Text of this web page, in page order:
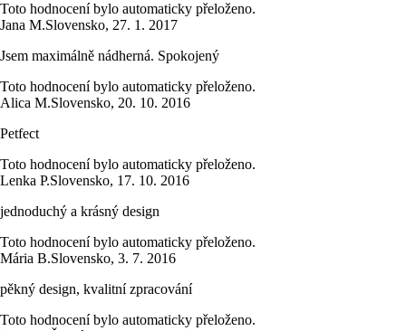
Toto hodnocení bylo automaticky přeloženo.
Jana M.Slovensko, 27. 1. 2017
Jsem maximálně nádherná. Spokojený
Toto hodnocení bylo automaticky přeloženo.
Alica M.Slovensko, 20. 10. 2016
Petfect
Toto hodnocení bylo automaticky přeloženo.
Lenka P.Slovensko, 17. 10. 2016
jednoduchý a krásný design
Toto hodnocení bylo automaticky přeloženo.
Mária B.Slovensko, 3. 7. 2016
pěkný design, kvalitní zpracování
Toto hodnocení bylo automaticky přeloženo.